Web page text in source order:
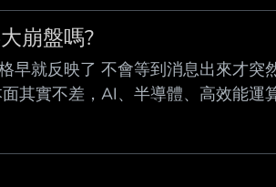
緒宣洩 不一定是趨勢反轉 空軍一直
引述《d87
崩盤嗎?
早就反映了 不會等到消息出來才突
其實不差，AI、半導體、高效能運
失 既然基本面沒變，已知利空的影
: 昨天看到夜盤 -3000點 : 下禮